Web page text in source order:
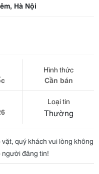
Hà Nội
Hình thức
Cần bán
Loại tin
Thường
quý khách vui lòng không
đăng tin!